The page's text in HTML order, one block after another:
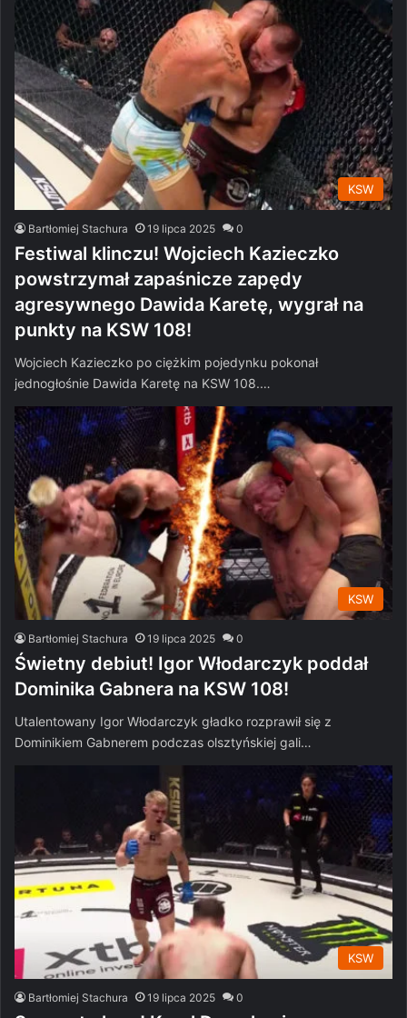
KSW
Bartłomiej Stachura 19 lipca 2025 0
Festiwal klinczu! Wojciech Kazieczko
powstrzymał zapaśnicze zapędy
agresywnego Dawida Karetę, wygrał na
punkty na KSW 108!
Wojciech Kazieczko po ciężkim pojedynku pokonał
jednogłośnie Dawida Karetę na KSW 108.…
KSW
Bartłomiej Stachura 19 lipca 2025 0
Świetny debiut! Igor Włodarczyk poddał
Dominika Gabnera na KSW 108!
Utalentowany Igor Włodarczyk gładko rozprawił się z
Dominikiem Gabnerem podczas olsztyńskiej gali…
KSW
Bartłomiej Stachura 19 lipca 2025 0